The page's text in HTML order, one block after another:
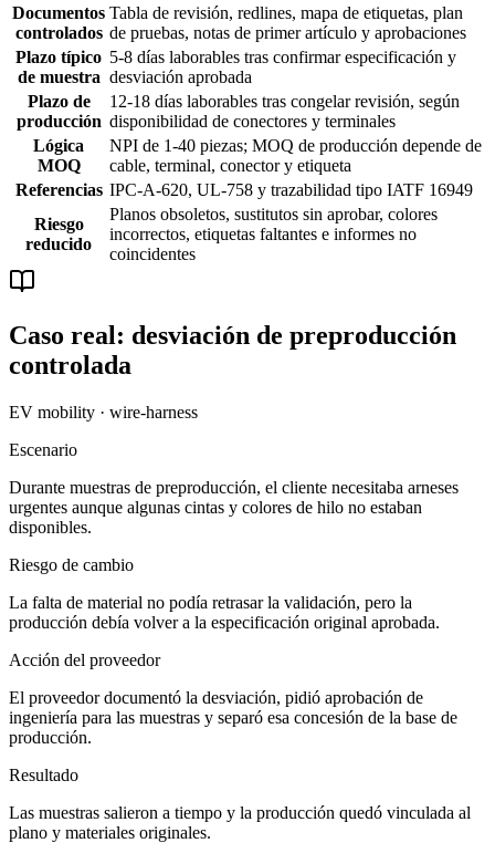
Documentos
controlados
Tabla de revisión, redlines, mapa de etiquetas, plan
de pruebas, notas de primer artículo y aprobaciones
Plazo típico
de muestra
5-8 días laborables tras confirmar especificación y
desviación aprobada
Plazo de
producción
12-18 días laborables tras congelar revisión, según
disponibilidad de conectores y terminales
Lógica
MOQ
NPI de 1-40 piezas; MOQ de producción depende de
cable, terminal, conector y etiqueta
Referencias IPC-A-620, UL-758 y trazabilidad tipo IATF 16949
Riesgo
reducido
Planos obsoletos, sustitutos sin aprobar, colores
incorrectos, etiquetas faltantes e informes no
coincidentes
Caso real: desviación de preproducción
controlada
EV mobility · wire-harness
Escenario
Durante muestras de preproducción, el cliente necesitaba arneses
urgentes aunque algunas cintas y colores de hilo no estaban
disponibles.
Riesgo de cambio
La falta de material no podía retrasar la validación, pero la
producción debía volver a la especificación original aprobada.
Acción del proveedor
El proveedor documentó la desviación, pidió aprobación de
ingeniería para las muestras y separó esa concesión de la base de
producción.
Resultado
Las muestras salieron a tiempo y la producción quedó vinculada al
plano y materiales originales.